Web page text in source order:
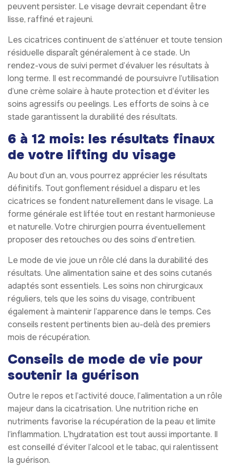
peuvent persister. Le visage devrait cependant être
lisse, raffiné et rajeuni.
Les cicatrices continuent de s’atténuer et toute tension
résiduelle disparaît généralement à ce stade. Un
rendez-vous de suivi permet d’évaluer les résultats à
long terme. Il est recommandé de poursuivre l’utilisation
d’une crème solaire à haute protection et d’éviter les
soins agressifs ou peelings. Les efforts de soins à ce
stade garantissent la durabilité des résultats.
6 à 12 mois: les résultats finaux
de votre lifting du visage
Au bout d’un an, vous pourrez apprécier les résultats
définitifs. Tout gonflement résiduel a disparu et les
cicatrices se fondent naturellement dans le visage. La
forme générale est liftée tout en restant harmonieuse
et naturelle. Votre chirurgien pourra éventuellement
proposer des retouches ou des soins d’entretien.
Le mode de vie joue un rôle clé dans la durabilité des
résultats. Une alimentation saine et des soins cutanés
adaptés sont essentiels. Les soins non chirurgicaux
réguliers, tels que les soins du visage, contribuent
également à maintenir l’apparence dans le temps. Ces
conseils restent pertinents bien au-delà des premiers
mois de récupération.
Conseils de mode de vie pour
soutenir la guérison
Outre le repos et l’activité douce, l’alimentation a un rôle
majeur dans la cicatrisation. Une nutrition riche en
nutriments favorise la récupération de la peau et limite
l’inflammation. L’hydratation est tout aussi importante. Il
est conseillé d’éviter l’alcool et le tabac, qui ralentissent
la guérison.